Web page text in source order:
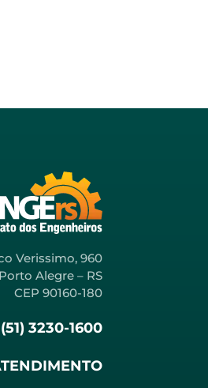
Verissimo, 960
Alegre – RS
CEP 90160-180
(51) 3230-1600